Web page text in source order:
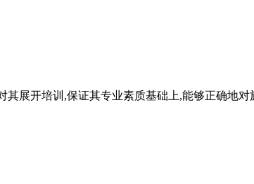
展开培训,保证其专业素质基础上,能够正确地